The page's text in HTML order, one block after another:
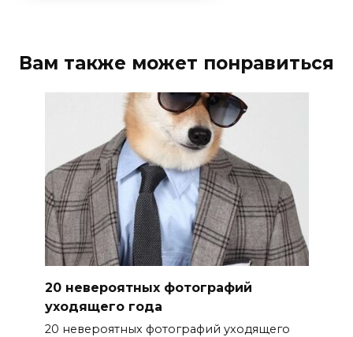
Вам также может понравиться
20 невероятных фотографий
уходящего года
20 невероятных фотографий уходящего